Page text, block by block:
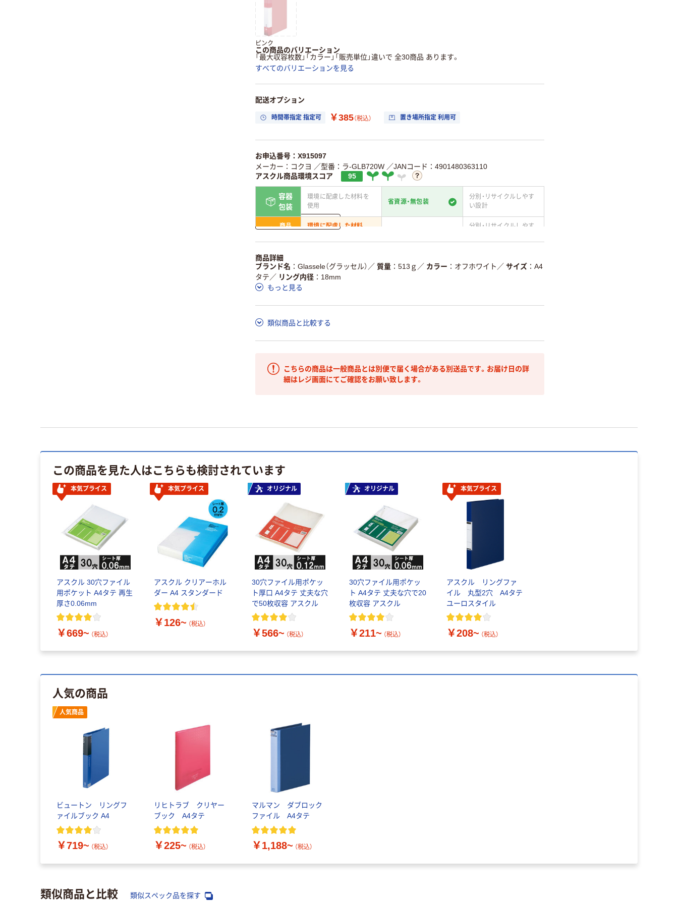
ピンク
この商品のバリエーション
「最大収容枚数」「カラー」「販売単位」違いで 全30商品 あります。
すべてのバリエーションを見る
配送オプション
時間帯指定 指定可 ￥385（税込） 置き場所指定 利用可
お申込番号：X915097
メーカー：コクヨ ／型番：ラ-GLB720W ／JANコード：4901480363110
アスクル商品環境スコア
95
容器
包装
環境に配慮した材料を
使用
省資源・無包装
分別・リサイクルしやす
い設計
商品
環境に配慮した材料
分別・リサイクルしやす
仕組
いる
削減
この商品の環境配慮ポイントです。詳しくはページ下部の商品詳細「
ア詳細／加点項目
詳しく見る
商品詳細
ブランド名
Glassele（グラッセル） ／ 質量 513ｇ ／ カラー オフホワイト ／ サイズ
A4
タテ ／ リング内径
18mm
もっと見る
類似商品と比較する
こちらの商品は一般商品とは別便で届く場合がある別送品です。お届け日の詳
細はレジ画面にてご確認をお願い致します。
この商品を見た人はこちらも検討されています
本気プライス
アスクル 30穴ファイル
用ポケット A4タテ 再生
厚さ0.06mm
￥669~ （税込）
本気プライス
アスクル クリアーホル
ダー A4 スタンダード
￥126~ （税込）
オリジナル
30穴ファイル用ポケッ
ト厚口 A4タテ 丈夫な穴
で50枚収容 アスクル
￥566~ （税込）
オリジナル
30穴ファイル用ポケッ
ト A4タテ 丈夫な穴で20
枚収容 アスクル
￥211~ （税込）
本気プライス
アスクル リングファ
イル 丸型2穴 A4タテ
ユーロスタイル
￥208~ （税込）
人気の商品
人気商品
ビュートン リングフ
ァイルブック A4
￥719~ （税込）
リヒトラブ クリヤー
ブック A4タテ
￥225~ （税込）
マルマン ダブロック
ファイル A4タテ
￥1,188~ （税込）
類似商品と比較 類似スペック品を探す